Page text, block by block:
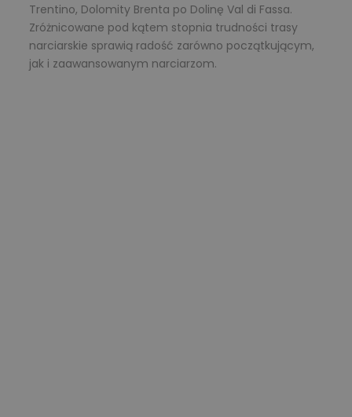
Trentino, Dolomity Brenta po Dolinę Val di Fassa.
Zróżnicowane pod kątem stopnia trudności trasy
narciarskie sprawią radość zarówno początkującym,
jak i zaawansowanym narciarzom.